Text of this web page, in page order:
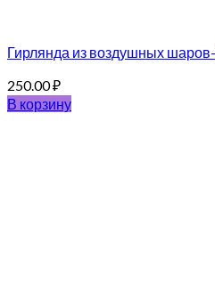
Гирлянда из воздушных
250.00₽
В корзину